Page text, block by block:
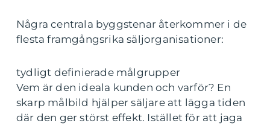
Några centrala byggstenar återkommer i de
flesta framgångsrika säljorganisationer:
tydligt definierade målgrupper
Vem är den ideala kunden och varför? En
skarp målbild hjälper säljare att lägga tiden
där den ger störst effekt. Istället för att jaga